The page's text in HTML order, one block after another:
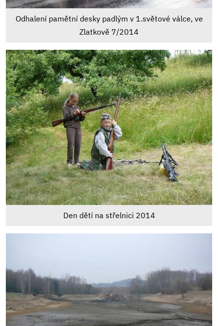
Odhalení pamětní desky padlým v 1.světové válce, ve
Zlatkově 7/2014
Den dětí na střelnici 2014